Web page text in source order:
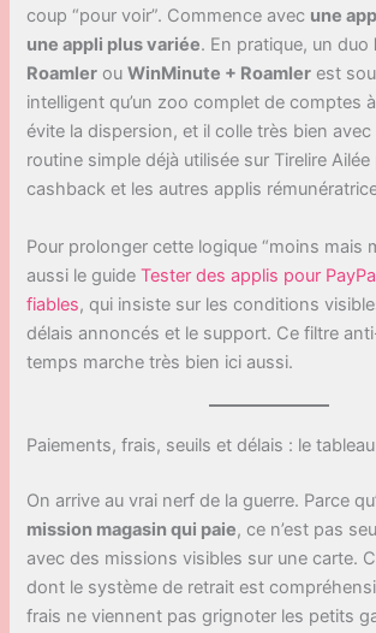
coup “pour voir”. Commence avec une
une appli plus variée. En pratique, un duo
Roamler ouWinMinute + Roamler est
intelligent qu’un zoo complet de comptes
évite la dispersion, et il colle très bien
routine simple déjà utilisée sur Tirelire Ailée
cashback et les autres applis
Pour prolonger cette logique “moins mais
aussi le guideTester des applis pour
fiables, qui insiste sur les conditions
délais annoncés et le support. Ce filtre
temps marche très bien ici aussi.
Paiements, frais, seuils et délais : le
On arrive au vrai nerf de la guerre. Parce
mission magasin qui paie, ce n’est pas
avec des missions visibles sur une carte.
dont le système de retrait est
frais ne viennent pas grignoter les petits